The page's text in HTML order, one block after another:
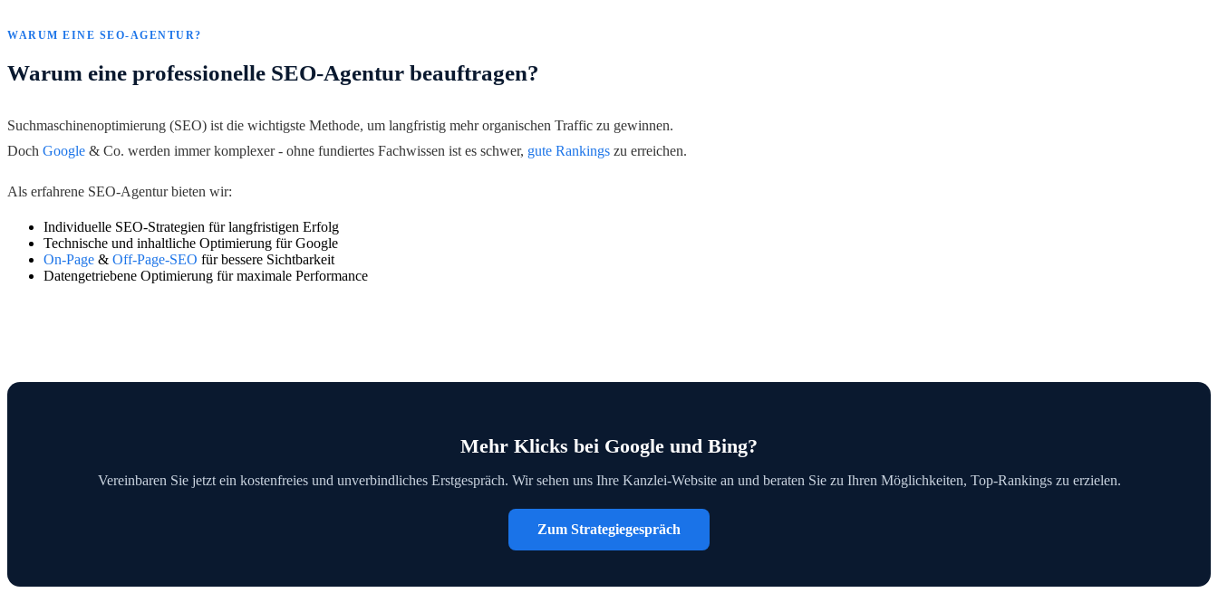
WARUM EINE SEO-AGENTUR?
Warum eine professionelle SEO-Agentur beauftragen?
Suchmaschinenoptimierung (SEO) ist die wichtigste Methode, um langfristig mehr organischen Traffic zu gewinnen.
Doch Google & Co. werden immer komplexer - ohne fundiertes Fachwissen ist es schwer, gute Rankings zu erreichen.
Als erfahrene SEO-Agentur bieten wir:
Individuelle SEO-Strategien für langfristigen Erfolg
Technische und inhaltliche Optimierung für Google
On-Page & Off-Page-SEO für bessere Sichtbarkeit
Datengetriebene Optimierung für maximale Performance
Mehr Klicks bei Google und Bing?
Vereinbaren Sie jetzt ein kostenfreies und unverbindliches Erstgespräch. Wir sehen uns Ihre Kanzlei-Website an und beraten Sie zu Ihren Möglichkeiten, Top-Rankings zu erzielen.
Zum Strategiegespräch